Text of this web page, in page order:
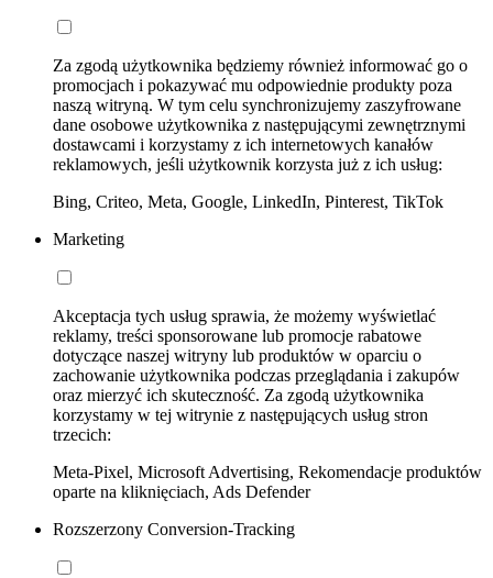
Za zgodą użytkownika będziemy również informować go o
promocjach i pokazywać mu odpowiednie produkty poza
naszą witryną. W tym celu synchronizujemy zaszyfrowane
dane osobowe użytkownika z następującymi zewnętrznymi
dostawcami i korzystamy z ich internetowych kanałów
reklamowych, jeśli użytkownik korzysta już z ich usług:
Bing, Criteo, Meta, Google, LinkedIn, Pinterest, TikTok
Marketing
Akceptacja tych usług sprawia, że możemy wyświetlać
reklamy, treści sponsorowane lub promocje rabatowe
dotyczące naszej witryny lub produktów w oparciu o
zachowanie użytkownika podczas przeglądania i zakupów
oraz mierzyć ich skuteczność. Za zgodą użytkownika
korzystamy w tej witrynie z następujących usług stron
trzecich:
Meta-Pixel, Microsoft Advertising, Rekomendacje produktów
oparte na kliknięciach, Ads Defender
Rozszerzony Conversion-Tracking